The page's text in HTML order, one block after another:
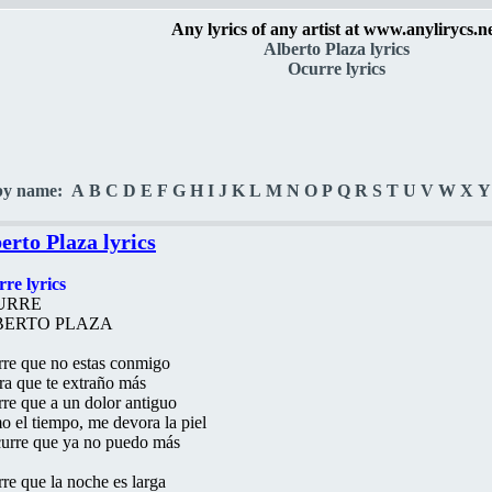
Any lyrics of any artist at
Alberto Plaza lyrics
Ocurre lyrics
name: A B C D E F G H I J K L M N O P Q R S T U V W X Y
Plaza lyrics
lyrics
PLAZA
que no estas conmigo
que te extraño más
que a un dolor antiguo
el tiempo, me devora la piel
que ya no puedo más
que la noche es larga